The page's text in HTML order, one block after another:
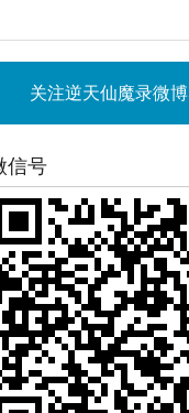
关注逆天仙魔录微博
信号